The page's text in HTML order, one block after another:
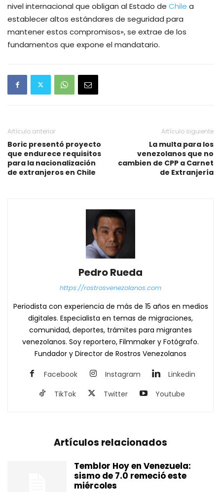
nivel internacional que obligan al Estado de Chile a
establecer altos estándares de seguridad para
mantener estos compromisos», se extrae de los
fundamentos que expone el mandatario.
Artículo anterior
Boric presentó proyecto
que endurece requisitos
para la nacionalización
de extranjeros en Chile
Artículo siguiente
La multa para los
venezolanos que no
cambien de CPP a Carnet
de Extranjería
Pedro Rueda
https://rostrosvenezolanos.com
Periodista con experiencia de más de 15 años en medios
digitales. Especialista en temas de migraciones,
comunidad, deportes, trámites para migrantes
venezolanos. Soy reportero, Filmmaker y Fotógrafo.
Fundador y Director de Rostros Venezolanos
Facebook Instagram
Linkedin
TikTok
Twitter Youtube
Artículos relacionados
Temblor Hoy en Venezuela:
sismo de 7.0 remeció este
miércoles